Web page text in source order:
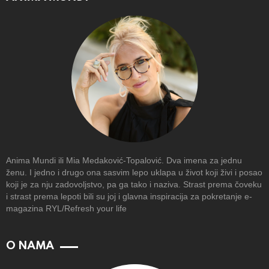
Anima Mundi ili Mia Medaković-Topalović. Dva imena za jednu
ženu. I jedno i drugo ona sasvim lepo uklapa u život koji živi i posao
koji je za nju zadovoljstvo, pa ga tako i naziva. Strast prema čoveku
i strast prema lepoti bili su joj i glavna inspiracija za pokretanje e-
magazina RYL/Refresh your life
O NAMA